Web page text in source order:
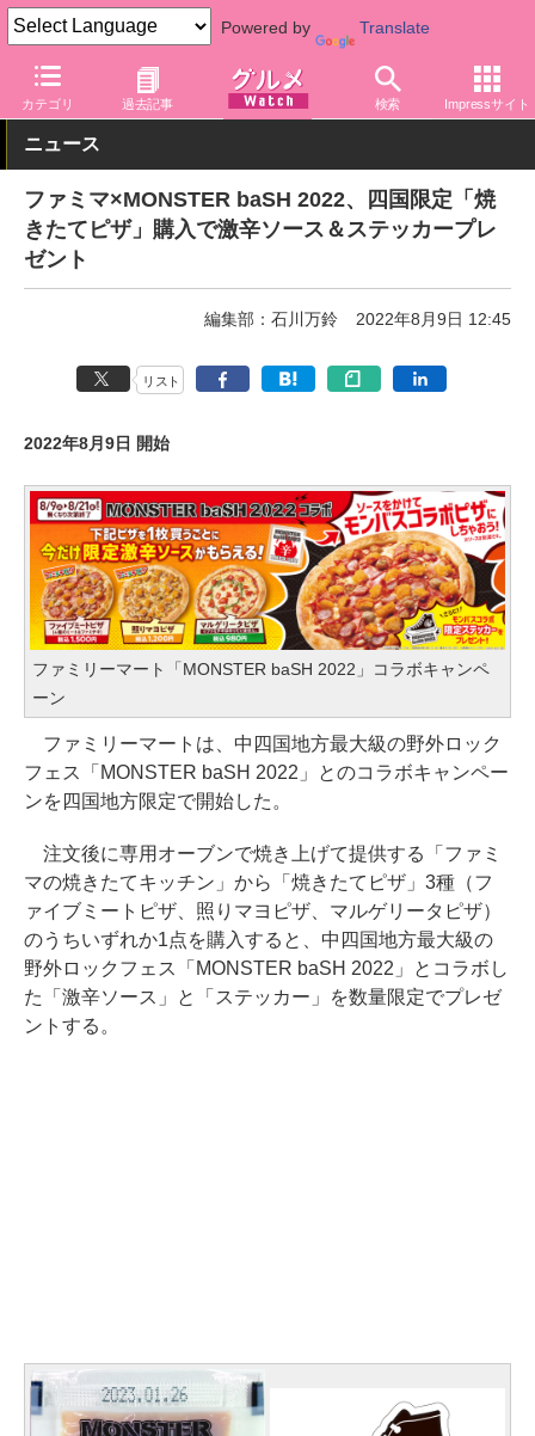
Powered by Translate
カテゴリ 過去記事 検索 Impressサイト
グルメ Watch 店舗 コンビニ ファミリーマート
ニュース
ファミマ×MONSTER baSH 2022、四国限定「焼
きたてピザ」購入で激辛ソース＆ステッカープレ
ゼント
編集部：石川万鈴 2022年8月9日 12:45
リスト
2022年8月9日 開始
ファミリーマート「MONSTER baSH 2022」コラボキャンペ
ーン
ファミリーマートは、中四国地方最大級の野外ロック
フェス「MONSTER baSH 2022」とのコラボキャンペー
ンを四国地方限定で開始した。
注文後に専用オーブンで焼き上げて提供する「ファミ
マの焼きたてキッチン」から「焼きたてピザ」3種（フ
ァイブミートピザ、照りマヨピザ、マルゲリータピザ）
のうちいずれか1点を購入すると、中四国地方最大級の
野外ロックフェス「MONSTER baSH 2022」とコラボし
た「激辛ソース」と「ステッカー」を数量限定でプレゼ
ントする。